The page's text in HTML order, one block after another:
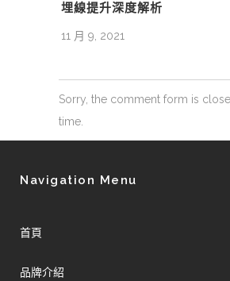
埋線提升深度解析
11 月 9, 2021
Sorry, the comment form is
time.
Navigation Menu
首頁
品牌介紹